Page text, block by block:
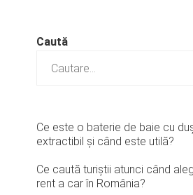
Caută
Ce este o baterie de baie cu
extractibil și când este utilă?
Ce caută turiștii atunci când
rent a car în România?